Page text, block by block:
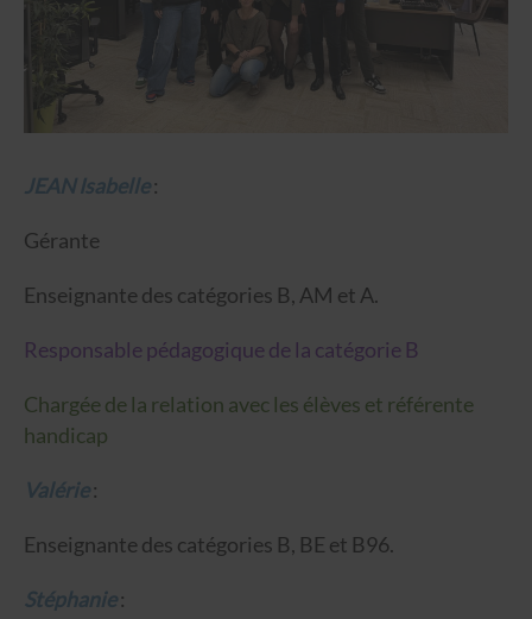
JEAN Isabelle:
Gérante
Enseignante des catégories B, AM et A.
Responsable pédagogique de la catégorie B
Chargée de la relation avec les élèves et référente
handicap
Valérie:
Enseignante des catégories B, BE et B96.
Stéphanie: